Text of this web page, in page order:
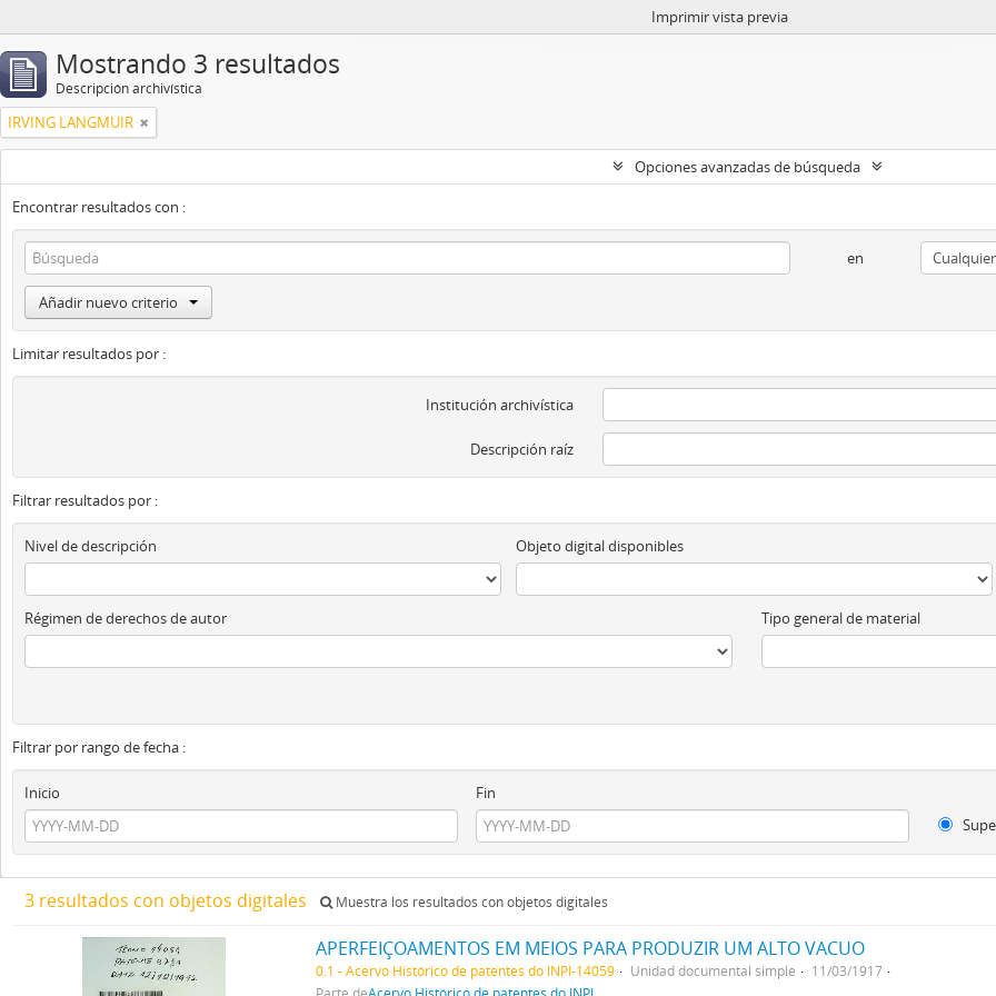
Imprimir vista previa
Mostrando 3 resultados
Descripción archivística
IRVING LANGMUIR
Opciones avanzadas de búsqueda
Encontrar resultados con :
en
Añadir nuevo criterio
Limitar resultados por :
Institución archivística
Descripción raíz
Filtrar resultados por :
Nivel de descripción Objeto digital disponibles
Régimen de derechos de autor Tipo general de material
Filtrar por rango de fecha :
Inicio
Fin
3 resultados con objetos digitales Muestra los resultados con objetos digitales
APERFEIÇOAMENTOS EM MEIOS PARA PRODUZIR UM ALTO VACUO
0.1 - Acervo Histórico de patentes do INPI-14059 Unidad documental simple
11/03/1917